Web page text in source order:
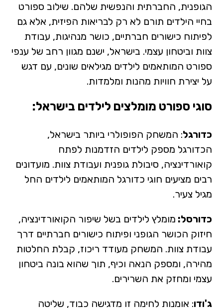
הגופנית, החברתית והנפשית שלהם. שילוב ספורט
בחיי הילדים תורם לא רק לבריאות הפיזית, אלא גם
לפיתוח כישורים חברתיים, כושר מנהיגות, עבודת
צוות וביטחון עצמי. בישראל, ישנם מגוון רחב של ענפי
ספורט המותאמים לילדים מגילאים שונים, עם דגש
על יצירת חוויות מהנות ומלמדות.
סוגי ספורט מומלצים לילדים בישראל:
כדורגל: המשחק הפופולרי ביותר בישראל,
הכדורגל מספק לילדים הזדמנות לפתח
קואורדינציה, סיבולת גופנית ועבודת צוות. מועדונים
רבים מציעים חוגי כדורגל המותאמים לילדים החל
מגיל צעיר.
כדורסל: מומלץ לילדים בשל שיפור הקואורדינציה,
חיזוק הכושר הגופני ופיתוח כישורים חברתיים דרך
עבודת צוות. המשחק מעודד ריכוז, קבלת החלטות
מהירה, ומספק הנאה וכיף, תוך שהוא בונה ביטחון
עצמי ומחזק את השרירים.
ג'ודו: אומנות לחימה זו מדגישה כבוד, שליטה